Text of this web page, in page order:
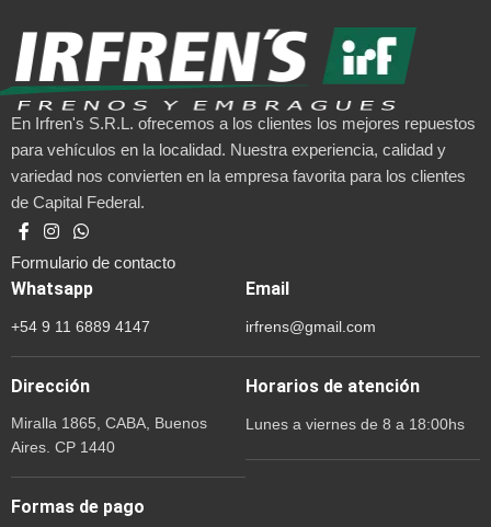
En Irfren's S.R.L. ofrecemos a los clientes los mejores repuestos
para vehículos en la localidad. Nuestra experiencia, calidad y
variedad nos convierten en la empresa favorita para los clientes
de Capital Federal.
Formulario de contacto
Whatsapp
+54 9 11 6889 4147
Email
irfrens@gmail.com
Dirección
Miralla 1865, CABA, Buenos
Aires. CP 1440
Horarios de atención
Lunes a viernes de 8 a 18:00hs
Formas de pago